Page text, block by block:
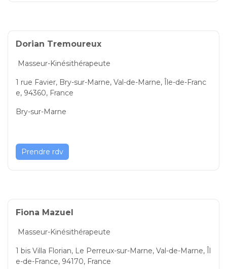
Dorian Tremoureux
Masseur-Kinésithérapeute
1 rue Favier, Bry-sur-Marne, Val-de-Marne, Île-de-Franc
e, 94360, France
Bry-sur-Marne
Prendre rdv
Fiona Mazuel
Masseur-Kinésithérapeute
1 bis Villa Florian, Le Perreux-sur-Marne, Val-de-Marne, Îl
e-de-France, 94170, France